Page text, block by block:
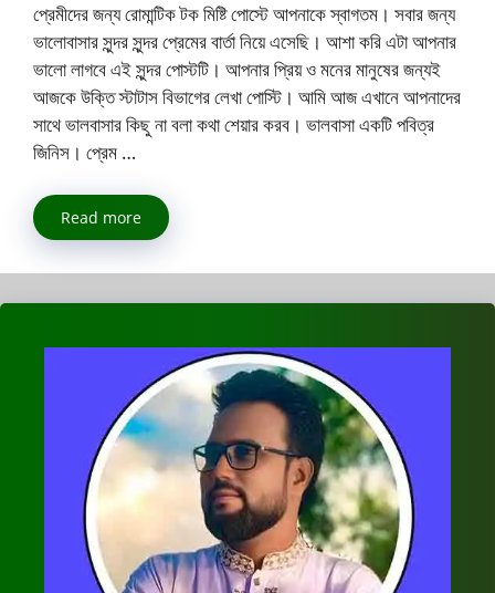
প্রেমীদের জন্য রোমান্টিক টক মিষ্টি পোস্টে আপনাকে স্বাগতম। সবার জন্য
ভালোবাসার সুন্দর সুন্দর প্রেমের বার্তা নিয়ে এসেছি। আশা করি এটা আপনার
ভালো লাগবে এই সুন্দর পোস্টটি। আপনার প্রিয় ও মনের মানুষের জন্যই
আজকে উক্তি স্টাটাস বিভাগের লেখা পোস্টি। আমি আজ এখানে আপনাদের
সাথে ভালবাসার কিছু না বলা কথা শেয়ার করব। ভালবাসা একটি পবিত্র
জিনিস। প্রেম …
Read more